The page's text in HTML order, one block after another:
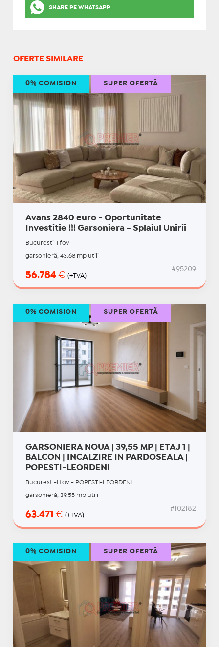
SHARE PE WHATSAPP
OFERTE SIMILARE
Avans 2840 euro - Oportunitate
Investitie !!! Garsoniera - Splaiul Unirii
Bucuresti-Ilfov -
garsonieră, 43.68 mp utili
56.784 € (+TVA)
#95209
0% COMISION SUPER OFERTĂ
GARSONIERA NOUA | 39,55 MP | ETAJ 1 |
BALCON | INCALZIRE IN PARDOSEALA |
POPESTI-LEORDENI
Bucuresti-Ilfov - POPESTI-LEORDENI
garsonieră, 39.55 mp utili
63.471 € (+TVA)
#102182
0% COMISION SUPER OFERTĂ
0% COMISION SUPER OFERTĂ